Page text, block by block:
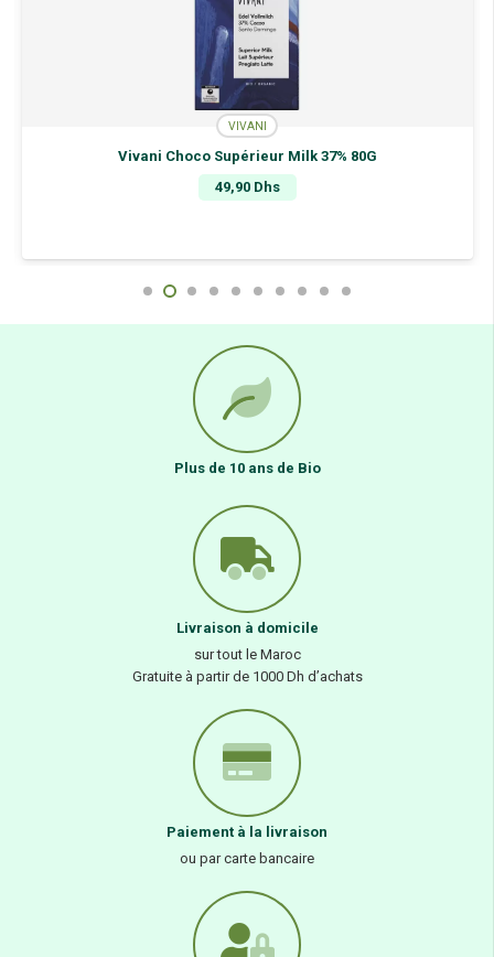
VIVANI
Vivani Choco Supérieur Milk 37% 80G
49,90 Dhs
Plus de 10 ans de Bio
Livraison à domicile
sur tout le Maroc
Gratuite à partir de 1000 Dh d’achats
Paiement à la livraison
ou par carte bancaire